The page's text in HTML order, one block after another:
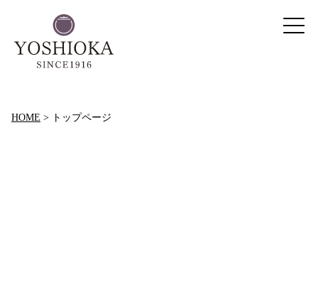
HOME > トップページ